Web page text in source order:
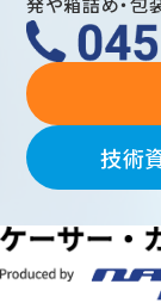
技術